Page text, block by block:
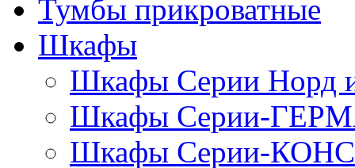
Тумбы прикроватные
Шкафы
Шкафы Серии
Шкафы Серии-
Шкафы Серии-